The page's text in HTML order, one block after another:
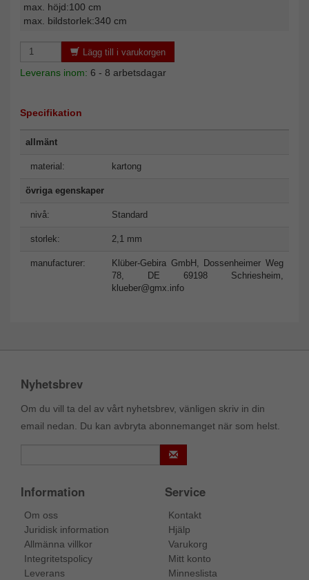
max. höjd:100 cm
max. bildstorlek:340 cm
Lägg till i varukorgen
Leverans inom: 6 - 8 arbetsdagar
Specifikation
allmänt
material: kartong
övriga egenskaper
nivå: Standard
storlek: 2,1 mm
manufacturer:
Klüber-Gebira GmbH, Dossenheimer Weg
78, DE 69198 Schriesheim,
klueber@gmx.info
Nyhetsbrev
Om du vill ta del av vårt nyhetsbrev, vänligen skriv in din
email nedan. Du kan avbryta abonnemanget när som helst.
Information
Om oss
Juridisk information
Allmänna villkor
Integritetspolicy
Leverans
Service
Kontakt
Hjälp
Varukorg
Mitt konto
Minneslista